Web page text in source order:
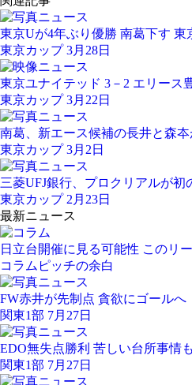
東京Uが4年ぶり優勝 南葛下す 東
東京カップ 3月28日
東京ユナイテッド 3－2 エリース
東京カップ 3月22日
南葛、新エース候補の長井と森夲
東京カップ 3月2日
三菱UFJ銀行、プロクリアルが初
東京カップ 2月23日
最新ニュース
日立台開催に見る可能性 このリ
コラム ピッチの余白
FW赤井が先制点 貪欲にゴールへ
関東1部 7月27日
EDO無失点勝利 苦しい台所事情
関東1部 7月27日